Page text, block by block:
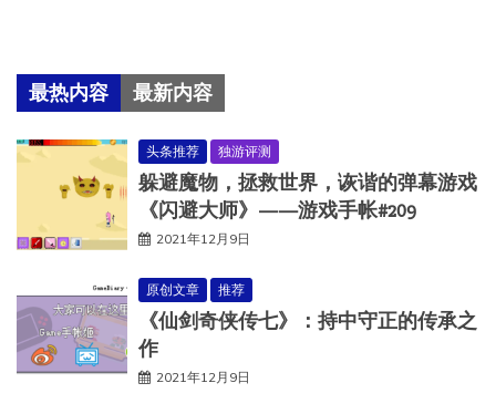
最热内容 最新内容
头条推荐 独游评测
躲避魔物，拯救世界，诙谐的弹幕游戏
《闪避大师》——游戏手帐#209
2021年12月9日
原创文章 推荐
《仙剑奇侠传七》：持中守正的传承之
作
2021年12月9日